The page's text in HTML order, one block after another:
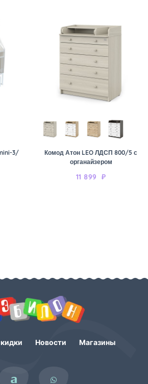
3/
Комод Атон LEO ЛДСП 800/5 с
органайзером
11 899 ₽
Новости Магазины